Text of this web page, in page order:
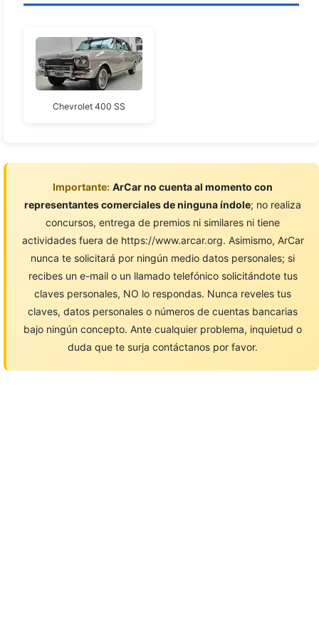
Chevrolet 400 SS
Importante: ArCar no cuenta al momento con
representantes comerciales de ninguna índole; no realiza
concursos, entrega de premios ni similares ni tiene
actividades fuera de https://www.arcar.org. Asimismo, ArCar
nunca te solicitará por ningún medio datos personales; si
recibes un e-mail o un llamado telefónico solicitándote tus
claves personales, NO lo respondas. Nunca reveles tus
claves, datos personales o números de cuentas bancarias
bajo ningún concepto. Ante cualquier problema, inquietud o
duda que te surja contáctanos por favor.